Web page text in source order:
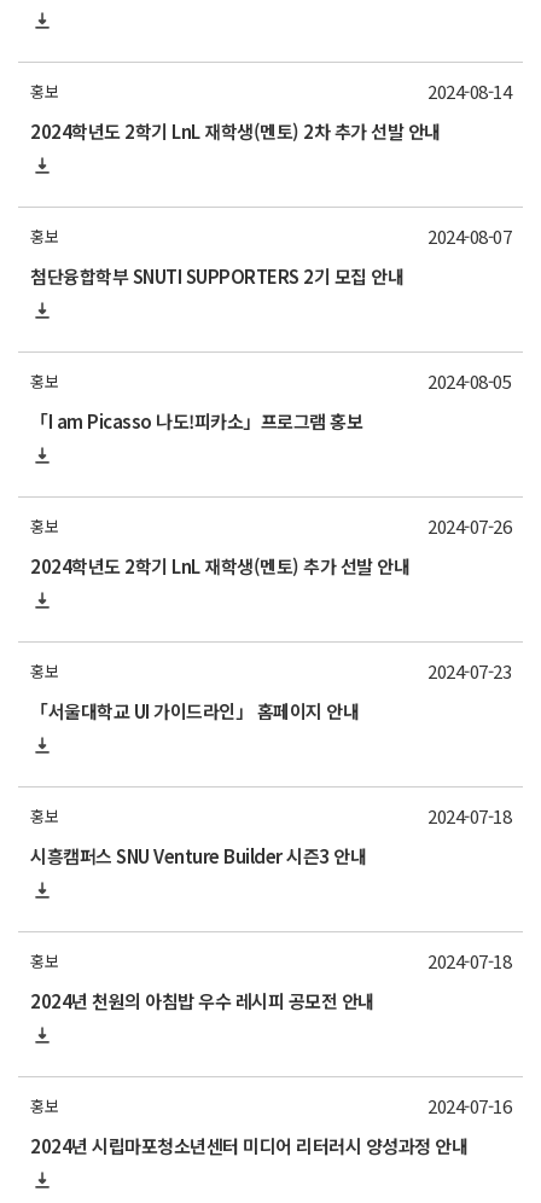
홍보
2024학년도 2학기 LnL 재학생(멘토) 2차 추가 선발 안내
2024-08-14
홍보
첨단융합학부 SNUTI SUPPORTERS 2기 모집 안내
2024-08-07
홍보
「I am Picasso 나도!피카소」프로그램 홍보
2024-08-05
홍보
2024학년도 2학기 LnL 재학생(멘토) 추가 선발 안내
2024-07-26
홍보
「서울대학교 UI 가이드라인」 홈페이지 안내
2024-07-23
홍보
시흥캠퍼스 SNU Venture Builder 시즌3 안내
2024-07-18
홍보
2024년 천원의 아침밥 우수 레시피 공모전 안내
2024-07-18
홍보
2024년 시립마포청소년센터 미디어 리터러시 양성과정 안내
2024-07-16